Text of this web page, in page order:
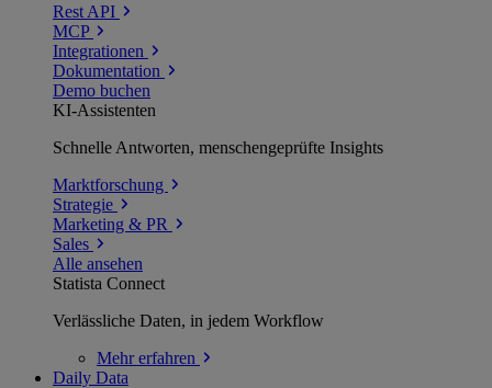
Rest API
MCP
Integrationen
Dokumentation
Demo buchen
KI-Assistenten
Schnelle Antworten, menschengeprüfte Insights
Marktforschung
Strategie
Marketing & PR
Sales
Alle ansehen
Statista Connect
Verlässliche Daten, in jedem Workflow
Mehrerfahren
Daily Data